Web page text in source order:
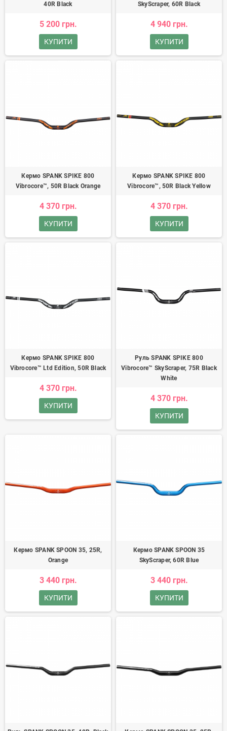
40R Black
5 200 грн.
КУПИТИ
SkyScraper, 60R Black
4 940 грн.
КУПИТИ
Кермо SPANK SPIKE 800
Vibrocore™, 50R Black Orange
4 370 грн.
КУПИТИ
Кермо SPANK SPIKE 800
Vibrocore™, 50R Black Yellow
4 370 грн.
КУПИТИ
Кермо SPANK SPIKE 800
Vibrocore™ Ltd Edition, 50R Black
4 370 грн.
КУПИТИ
Руль SPANK SPIKE 800
Vibrocore™ SkyScraper, 75R Black
White
4 370 грн.
КУПИТИ
Кермо SPANK SPOON 35, 25R,
Orange
3 440 грн.
КУПИТИ
Кермо SPANK SPOON 35
SkyScraper, 60R Blue
3 440 грн.
КУПИТИ